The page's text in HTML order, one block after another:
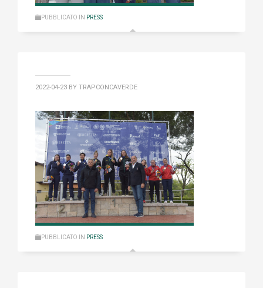
PUBBLICATO IN PRESS
2022-04-23 BY TRAPCONCAVERDE
PUBBLICATO IN PRESS